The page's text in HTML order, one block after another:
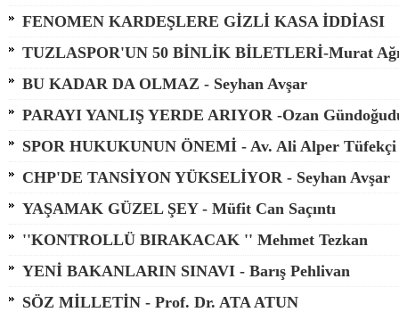
FENOMEN KARDEŞLERE GİZLİ KASA İDDİASI
TUZLASPOR'UN 50 BİNLİK BİLETLERİ-Murat
BU KADAR DA OLMAZ - Seyhan Avşar
PARAYI YANLIŞ YERDE ARIYOR -Ozan
SPOR HUKUKUNUN ÖNEMİ - Av. Ali Alper Tüfekçi
CHP'DE TANSİYON YÜKSELİYOR - Seyhan Avşar
YAŞAMAK GÜZEL ŞEY - Müfit Can Saçıntı
''KONTROLLÜ BIRAKACAK '' Mehmet Tezkan
YENİ BAKANLARIN SINAVI - Barış Pehlivan
SÖZ MİLLETİN - Prof. Dr. ATA ATUN